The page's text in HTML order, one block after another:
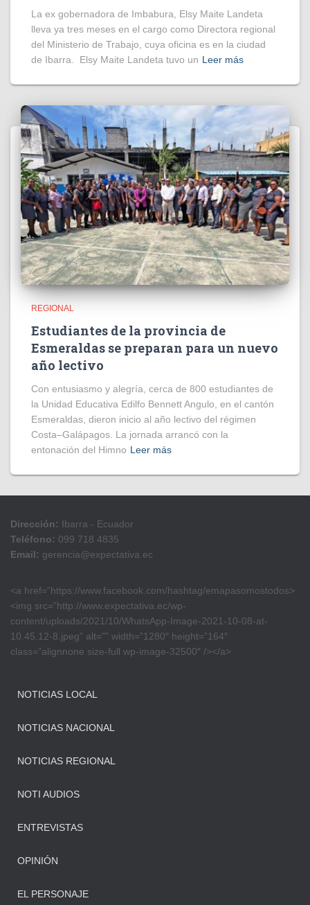
La ex gobernadora de Imbabura, Elsy Maite Landeta
lleva ya tres meses en el cargo como Directora regional
del Ministerio de Trabajo, cuya oficina es en la ciudad
de Ibarra. Elsy Maite Landeta tuvo un Leer más
REGIONAL
Estudiantes de la provincia de
Esmeraldas se preparan para un nuevo
año lectivo
Con entusiasmo y alegría, cerca de 800 estudiantes de
la Unidad Educativa Edilfo Bennett Angulo, en el cantón
Esmeraldas, dieron inicio al año lectivo del régimen
Costa–Galápagos. La jornada arrancó con la
entonación del Himno Leer más
Dirección: Ibarra - Ecuador
Teléfono: 099 718 4835
Email: gerencia@expectativa.ec
<a href=”https://www.facebook.com/hashtag/emapasomostodos>
<img src=”http://www.expectativa.ec/wp-
content/uploads/2021/10/WhatsApp-Image-2021-10-08-at-
10.45.12-8.jpeg” alt=”” width=”1280″ height=”164″
class=”alignnone size-full wp-image-32500″ /></a>
NOTICIAS LOCAL
NOTICIAS NACIONAL
NOTICIAS REGIONAL
NOTI AUDIOS
ENTREVISTAS
OPINIÓN
EL PERSONAJE